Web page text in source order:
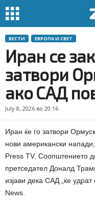
ВЕСТИ ЕВРОПА И СВЕТ
Иран се
затвори
ако САД
July 8, 2026 во 20:16
Иран ќе го затвори
нови американски
Press TV. Соопштението
претседател Доналд
изјави дека САД „ќе
News.